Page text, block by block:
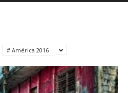
# América 2016